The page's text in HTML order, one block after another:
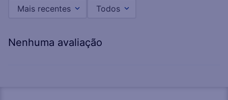
Mais recentes Todos
Nenhuma avaliação